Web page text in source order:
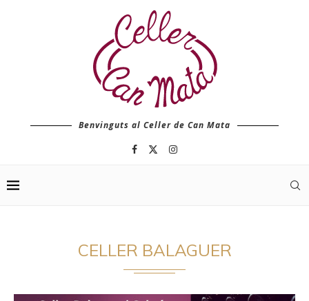
Benvinguts al Celler de Can Mata
CELLER BALAGUER